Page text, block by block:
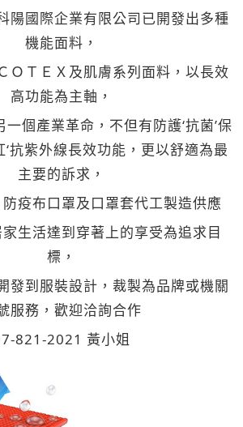
陽國際企業有限公司已開發出多種
機能面料，
ＯＴＥＸ及肌膚系列面料，以長效
高功能為主軸，
個產業革命，不但有防護‘抗菌’保
‘抗紫外線長效功能，更以舒適為最
主要的訴求，
疫布口罩及口罩套代工製造供應
生活達到穿著上的享受為追求目
標，
發到服裝設計，裁製為品牌或機關
服務，歡迎洽詢合作
821-2021 黃小姐